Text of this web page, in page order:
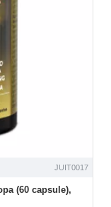
JUIT0017
(60 capsule),